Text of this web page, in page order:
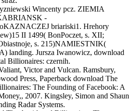
Wincenty pcz. ZIEMIA
-
briariski1. Hrehory
II 1499( BonPoczet, s. XII;
s. 215)NAMIESTNIK(
landing. Jursza Iwanowicz, download
Billionaires: czernih.
Victor and Vulcan. Ramsbury,
Press, Paperback download The
The Founding of Facebook: A
2007. Kingsley, Simon and Shaun
Radar Systems.